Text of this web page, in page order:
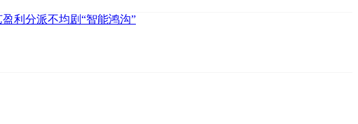
盈利分派不均剧“智能鸿沟”